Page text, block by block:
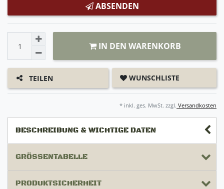
ABSENDEN
IN DEN WARENKORB
TEILEN WUNSCHLISTE
* inkl. ges. MwSt. zzgl. Versandkosten
BESCHREIBUNG & WICHTIGE DATEN
GRÖSSENTABELLE
PRODUKTSICHERHEIT